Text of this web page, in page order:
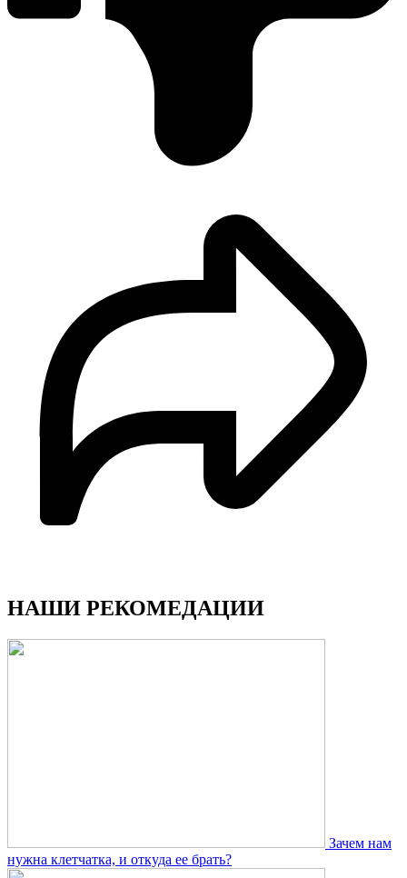
НАШИ РЕКОМЕДАЦИИ
Зачем нам
нужна клетчатка, и откуда ее брать?